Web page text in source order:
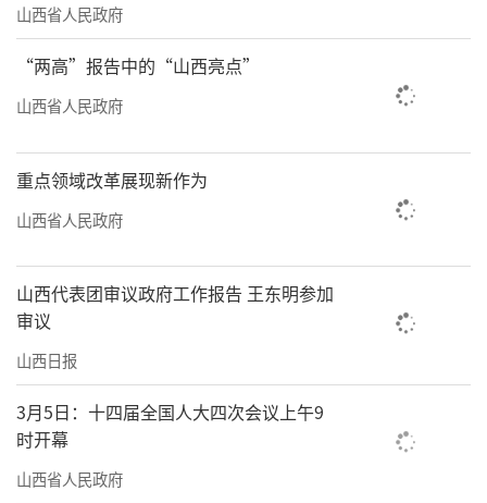
山西省人民政府
“两高”报告中的“山西亮点”
山西省人民政府
重点领域改革展现新作为
山西省人民政府
山西代表团审议政府工作报告 王东明参加
审议
山西日报
3月5日：十四届全国人大四次会议上午9
时开幕
山西省人民政府